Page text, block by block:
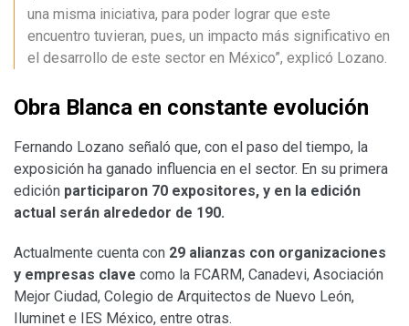
una misma iniciativa, para poder lograr que este
encuentro tuvieran, pues, un impacto más significativo en
el desarrollo de este sector en México”, explicó Lozano.
Obra Blanca en constante evolución
Fernando Lozano señaló que, con el paso del tiempo, la
exposición ha ganado influencia en el sector. En su primera
edición participaron 70 expositores, y en la edición
actual serán alrededor de 190.
Actualmente cuenta con 29 alianzas con organizaciones
y empresas clave como la FCARM, Canadevi, Asociación
Mejor Ciudad, Colegio de Arquitectos de Nuevo León,
Iluminet e IES México, entre otras.